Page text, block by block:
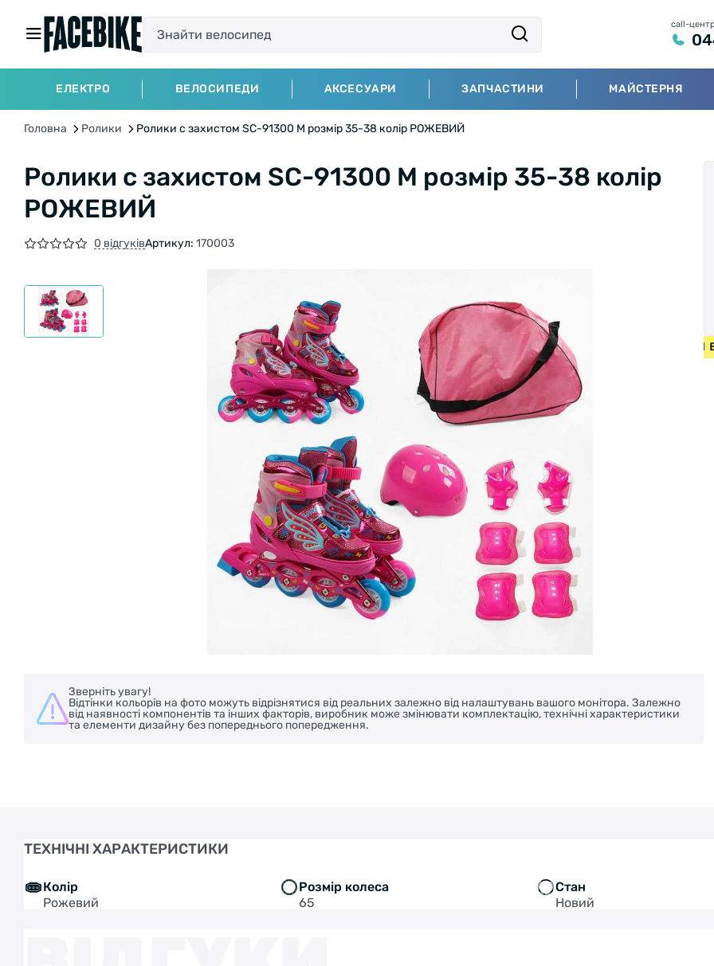
call-
ЕЛЕКТРО ВЕЛОСИПЕДИ АКСЕСУАРИ ЗАПЧАСТИНИ МАЙСТЕРНЯ
Головна Ролики Ролики с захистом SC-91300 М розмір 35-38 колір РОЖЕВИЙ
Ролики с захистом SC-91300 М розмір 35-38 колір
РОЖЕВИЙ
0 відгуківАртикул: 170003
Зверніть увагу!
Відтінки кольорів на фото можуть відрізнятися від реальних залежно від налаштувань вашого монітора. Залежно
від наявності компонентів та інших факторів, виробник може змінювати комплектацію, технічні характеристики
та елементи дизайну без попереднього попередження.
БЕЗКОШТОВНА ДОСТАВКА НА ВЕЛОСИПЕДИ ВІД 2000 ГРН • БЕЗКОШТОВНА ДОСТАВКА НА
ТЕХНІЧНІ ХАРАКТЕРИСТИКИ
Колір
Рожевий
Розмір колеса
65
Стан
Новий